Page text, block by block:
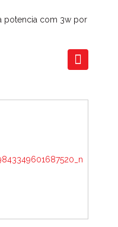
potencia com 3w por